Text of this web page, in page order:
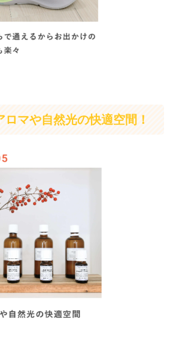
マや自然光の快適空間！